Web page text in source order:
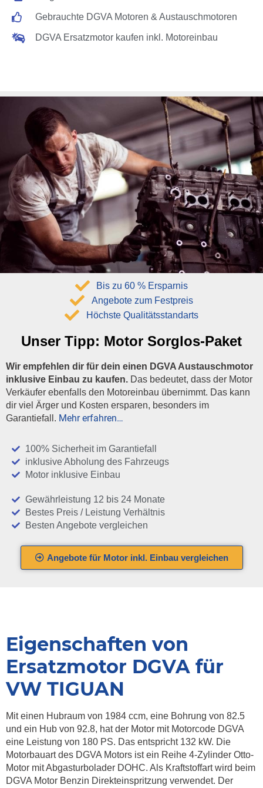
Gebrauchte DGVA Motoren & Austauschmotoren
DGVA Ersatzmotor kaufen inkl. Motoreinbau
Unser Tipp: Motor Sorglos-Paket
Wir empfehlen dir für dein einen DGVA Austauschmotor
inklusive Einbau zu kaufen. Das bedeutet, dass der Motor
Verkäufer ebenfalls den Motoreinbau übernimmt. Das kann
dir viel Ärger und Kosten ersparen, besonders im
Garantiefall. Mehr erfahren…
100% Sicherheit im Garantiefall
inklusive Abholung des Fahrzeugs
Motor inklusive Einbau
Gewährleistung 12 bis 24 Monate
Bestes Preis / Leistung Verhältnis
Besten Angebote vergleichen
Angebote für Motor inkl. Einbau vergleichen
Bis zu 60 % Ersparnis
Angebote zum Festpreis
Höchste Qualitätsstandarts
Eigenschaften von
Ersatzmotor DGVA für
VW TIGUAN
Mit einen Hubraum von 1984 ccm, eine Bohrung von 82.5
und ein Hub von 92.8, hat der Motor mit Motorcode DGVA
eine Leistung von 180 PS. Das entspricht 132 kW. Die
Motorbauart des DGVA Motors ist ein Reihe 4-Zylinder Otto-
Motor mit Abgasturbolader DOHC. Als Kraftstoffart wird beim
DGVA Motor Benzin Direkteinspritzung verwendet. Der